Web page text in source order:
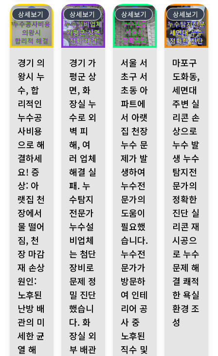
534
상세보기
경기 의
왕시 누
수, 합
리적인
누수공
사비용
으로 해
결하세
요! 증
상: 아
랫집 천
장에서
물 떨어
짐, 천
장 마감
재 손상
원인:
노후된
난방 배
관의 미
세한 균
열 해
533
상세보기
경기 가
평군 상
면, 화
장실 누
수로 외
벽 피
해, 여
러 업체
해결 실
패. 누
수탐지
전문가
누수설
비업체
는 첨단
장비로
문제 정
밀 진단
했습니
다. 화
장실 외
부 배관
532
상세보기
서울 서
초구 서
초동 아
파트에
서 아랫
집 천장
누수 문
제가 발
생하여
누수전
문가의
도움이
필요했
습니다.
누수전
문가가
방문하
여 인테
리어 공
사 중
노후된
직수 및
531
상세보기
마포구
도화동,
세면대
주변 실
리콘 손
상으로
누수 발
생 누수
탐지전
문가의
정확한
진단 실
리콘 재
시공으
로 누수
문제 해
결 쾌적
한 욕실
환경 조
성